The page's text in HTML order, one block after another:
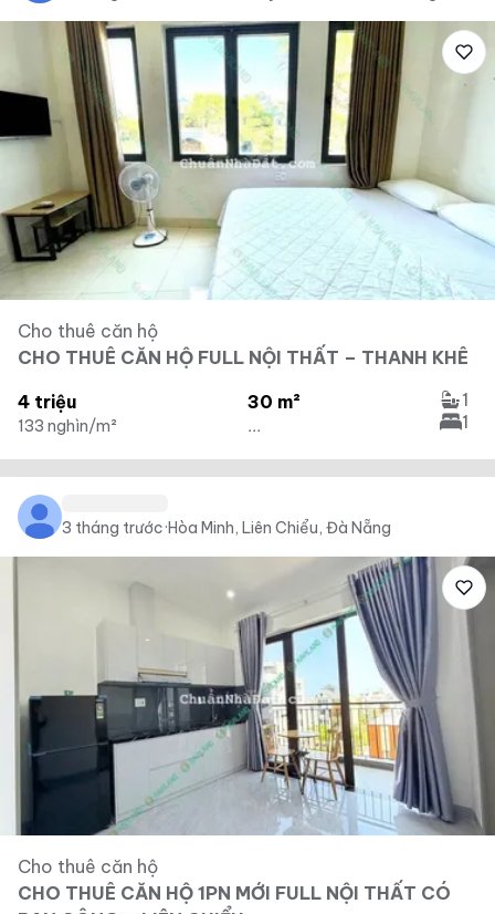
Cho thuê căn hộ
CHO THUÊ CĂN HỘ FULL NỘI THẤT – THANH KHÊ
4 triệu
133 nghìn/m²
30 m²
...
1
1
3 tháng trước·Hòa Minh, Liên Chiểu, Đà Nẵng
Cho thuê căn hộ
CHO THUÊ CĂN HỘ 1PN MỚI FULL NỘI THẤT CÓ